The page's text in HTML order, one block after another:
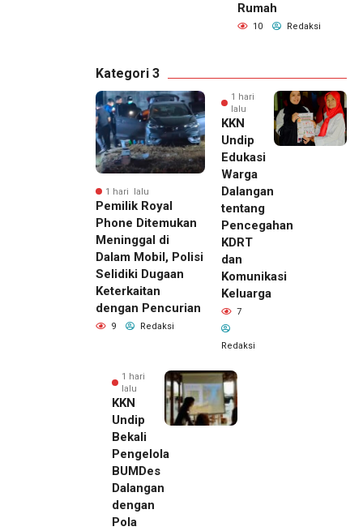
Rumah
10 Redaksi
Kategori 3
1 hari lalu
Pemilik Royal
Phone Ditemukan
Meninggal di
Dalam Mobil, Polisi
Selidiki Dugaan
Keterkaitan
dengan Pencurian
9 Redaksi
1 hari
lalu
KKN
Undip
Edukasi
Warga
Dalangan
tentang
Pencegahan
KDRT
dan
Komunikasi
Keluarga
7
Redaksi
1 hari
lalu
KKN
Undip
Bekali
Pengelola
BUMDes
Dalangan
dengan
Pola